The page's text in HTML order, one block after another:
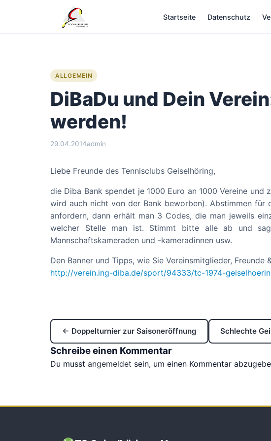
Startseite Datenschutz
ALLGEMEIN
DiBaDu und Dein
werden!
29.04.2014admin
Liebe Freunde des Tennisclubs Geiselhöring,
die Diba Bank spendet je 1000 Euro an 1000 Vereine
wird auch nicht von der Bank beworben). Abstimmen für
anfordern, dann erhält man 3 Codes, die man jeweils
welcher Stelle man ist. Stimmt bitte alle ab und sagt
Mannschaftskameraden und -kameradinnen usw.
Den Banner und Tipps, wie Sie Vereinsmitglieder,
http://verein.ing-diba.de/sport/94333/tc-1974-
← Doppelturnier zur Saisoneröffnung Schlechte
Schreibe einen Kommentar
Du musst angemeldet sein, um einen Kommentar